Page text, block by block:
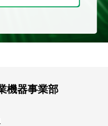
機器事業部